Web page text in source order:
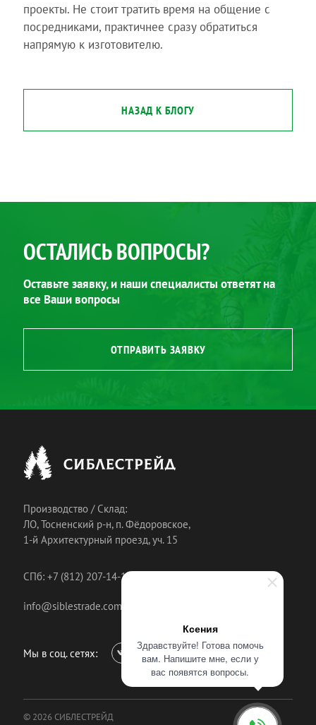
Ксения
Здравствуйте! Готова помочь
вам. Напишите мне, если у
вас появятся вопросы.
проекты. Не стоит тратить время на общение с
посредниками, практичнее сразу обратиться
напрямую к изготовителю.
НАЗАД К БЛОГУ
ОСТАЛИСЬ ВОПРОСЫ?
Оставьте заявку, и наши специалисты ответят на
все Ваши вопросы
ОТПРАВИТЬ ЗАЯВКУ
Производство / Склад:
ЛО, Тосненский р-н, п. Фёдоровское,
1-й Архитектурный проезд, уч. 15
СПб: +7 (812) 207-14-18
info@siblestrade.com
Мы в соц. сетях:
© 2026 СИБЛЕСТРЕЙД